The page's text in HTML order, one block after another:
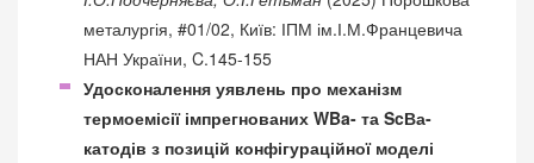
металургія, #01/02, Київ: ІПМ ім.І.М.Францевича
НАН України, C.145-155
Удосконалення уявлень про механізм
термоемісії імпрегнованих WBa- та ScВа-
катодів з позицій конфігураційної моделі